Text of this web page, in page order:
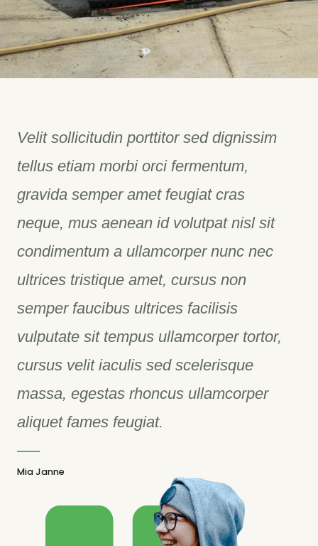
Velit sollicitudin porttitor sed dignissim
tellus etiam morbi orci fermentum,
gravida semper amet feugiat cras
neque, mus aenean id volutpat nisl sit
condimentum a ullamcorper nunc nec
ultrices tristique amet, cursus non
semper faucibus ultrices facilisis
vulputate sit tempus ullamcorper tortor,
cursus velit iaculis sed scelerisque
massa, egestas rhoncus ullamcorper
aliquet fames feugiat.
Mia Janne